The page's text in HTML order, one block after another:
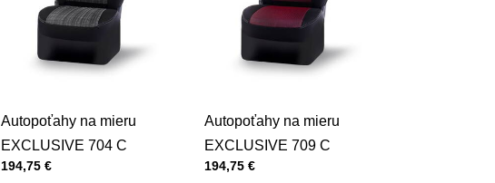
Autopoťahy na mieru
EXCLUSIVE 704 C
Cena s DPH
194,75 €
Autopoťahy na mieru
EXCLUSIVE 709 C
Cena s DPH
194,75 €